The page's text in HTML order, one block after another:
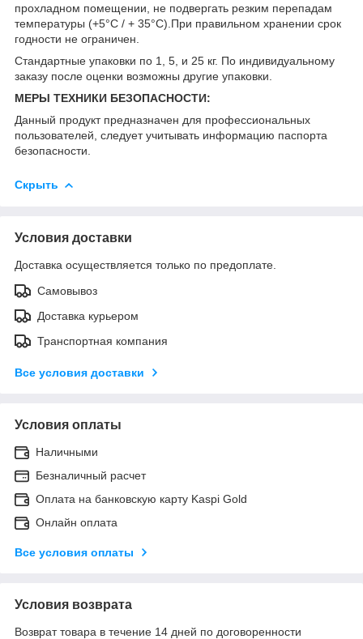
прохладном помещении, не подвергать резким перепадам
температуры (+5°C / + 35°C).При правильном хранении срок
годности не ограничен.
Стандартные упаковки по 1, 5, и 25 кг. По индивидуальному
заказу после оценки возможны другие упаковки.
МЕРЫ ТЕХНИКИ БЕЗОПАСНОСТИ:
Данный продукт предназначен для профессиональных
пользователей, следует учитывать информацию паспорта
безопасности.
Скрыть
Условия доставки
Доставка осуществляется только по предоплате.
Самовывоз
Доставка курьером
Транспортная компания
Все условия доставки
Условия оплаты
Наличными
Безналичный расчет
Оплата на банковскую карту Kaspi Gold
Онлайн оплата
Все условия оплаты
Условия возврата
Возврат товара в течение 14 дней по договоренности